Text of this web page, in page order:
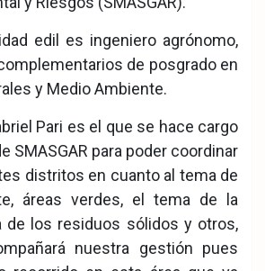
edil es ingeniero agrónomo,
de posgrado en
y Medio Ambiente.
Pari es el que se hace cargo
SMASGAR para poder coordinar
distritos en cuanto al tema de
áreas verdes, el tema de la
de los residuos sólidos y otros,
nuestra gestión pues